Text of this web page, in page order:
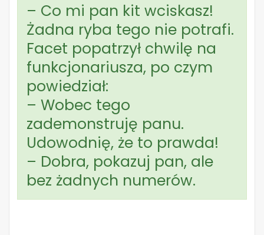
– Co mi pan kit wciskasz!
Żadna ryba tego nie potrafi.
Facet popatrzył chwilę na
funkcjonariusza, po czym
powiedział:
– Wobec tego
zademonstruję panu.
Udowodnię, że to prawda!
– Dobra, pokazuj pan, ale
bez żadnych numerów.